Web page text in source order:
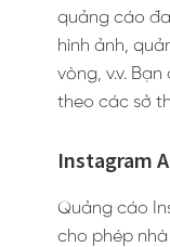
quảng cáo
hình ảnh,
vòng, v.v.
theo các sở
Instagram
Quảng cáo
cho phép